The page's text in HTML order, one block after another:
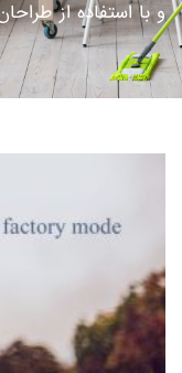
و با استفاده از